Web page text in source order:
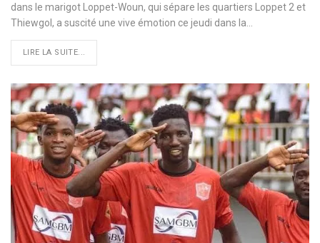
dans le marigot Loppet-Woun, qui sépare les quartiers Loppet 2 et
Thiewgol, a suscité une vive émotion ce jeudi dans la…
LIRE LA SUITE...